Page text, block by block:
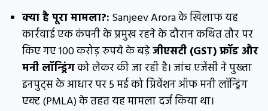
क्या है पूरा मामला?: Sanjeev Arora के खिलाफ यह
कार्रवाई एक कंपनी के प्रमुख रहने के दौरान कथित तौर पर
किए गए 100 करोड़ रुपये के बड़ेजीएसटी (GST) फ्रॉड और
मनी लॉन्ड्रिंगको लेकर की जा रही है। जांच एजेंसी ने पुख्ता
इनपुट्स के आधार पर 5 मई को प्रिवेंशन ऑफ मनी लॉन्ड्रिंग
एक्ट (PMLA) के तहत यह मामला दर्ज किया था।